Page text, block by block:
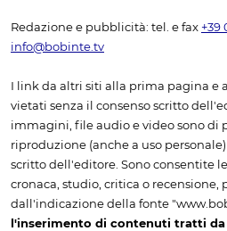
Redazione e pubblicità: tel. e fax +39
info@bobinte.tv
I link da altri siti alla prima pagina e
vietati senza il consenso scritto
immagini, file audio e video sono di
riproduzione (anche a uso
scritto dell'editore. Sono consentite
cronaca, studio, critica o
dall'indicazione della fonte
l'inserimento di contenuti tratti da